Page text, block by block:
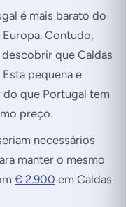
é mais barato do
Contudo,
que Caldas
Esta pequena e
que Portugal tem
preço.
necessários
manter o mesmo
€ 2.900 em Caldas